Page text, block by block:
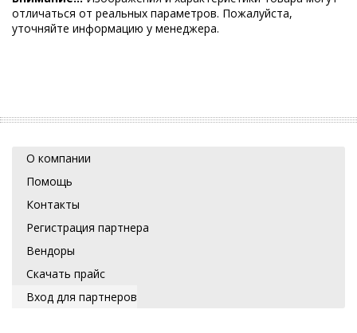
отличаться от реальных параметров. Пожалуйста,
уточняйте информацию у менеджера.
О компании
Помощь
Контакты
Регистрация партнера
Вендоры
Скачать прайс
Вход для партнеров